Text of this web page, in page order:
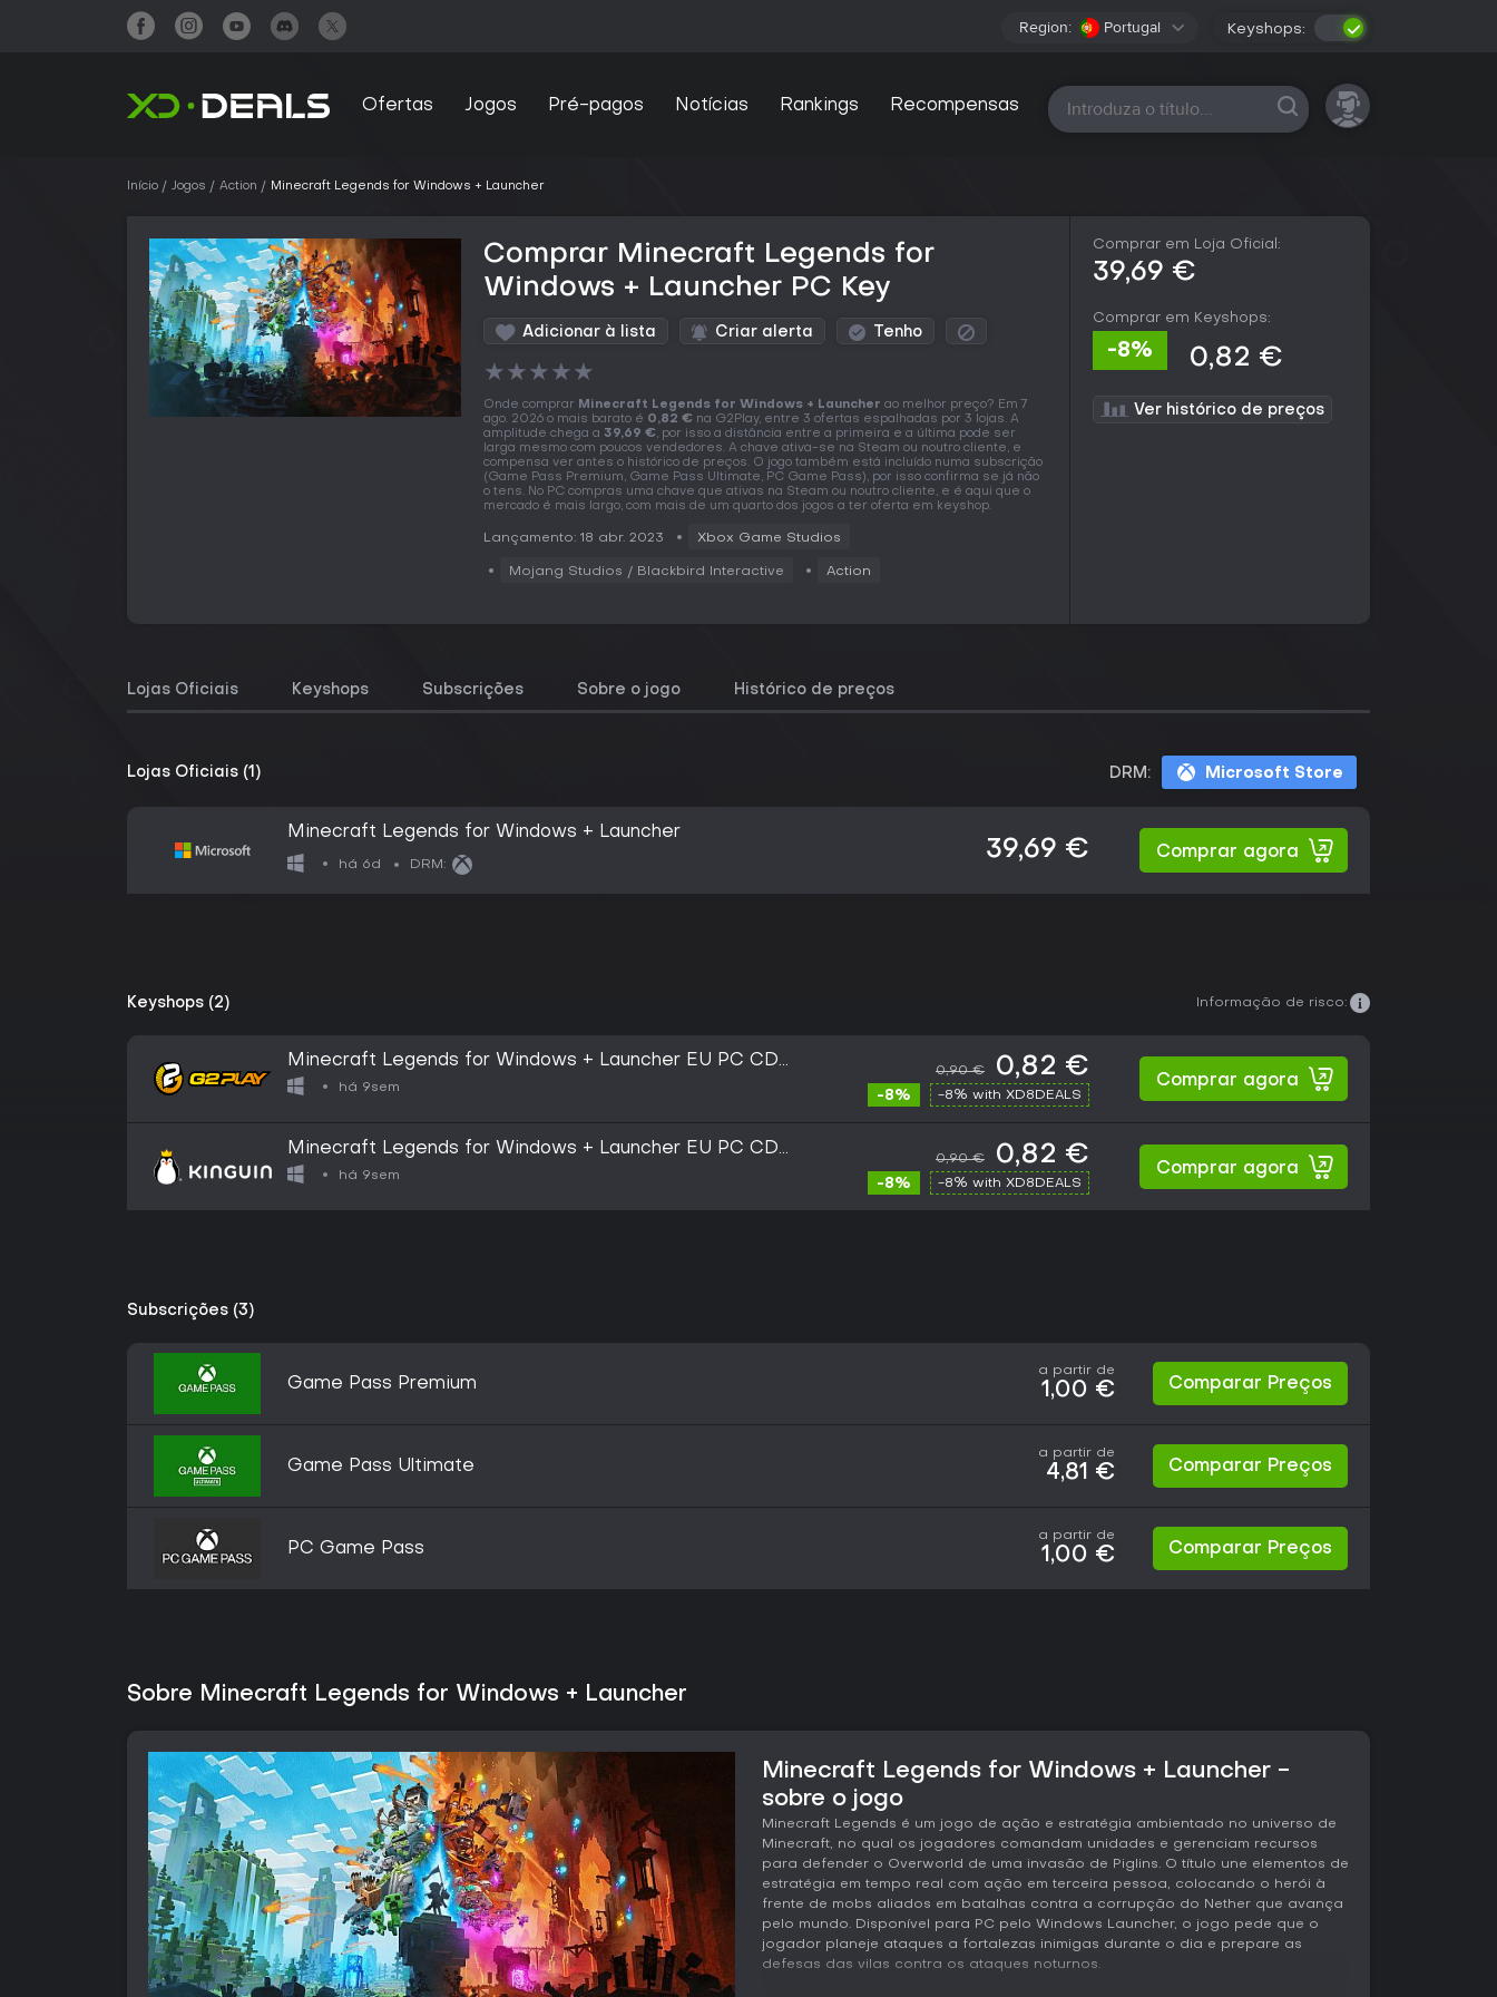
Region: Portugal Keyshops:
Ofertas Jogos Pré-pagos Notícias Rankings Recompensas Todas as plataformas
Início Jogos Action Minecraft Legends for Windows + Launcher
Comprar Minecraft Legends for
Windows + Launcher PC Key
Adicionar à lista Criar alerta Tenho
★★★★★
Onde comprar Minecraft Legends for Windows + Launcher ao melhor preço? Em 7
ago. 2026 o mais barato é 0,82 € na G2Play, entre 3 ofertas espalhadas por 3 lojas. A
amplitude chega a 39,69 €, por isso a distância entre a primeira e a última pode ser
larga mesmo com poucos vendedores. A chave ativa-se na Steam ou noutro cliente, e
compensa ver antes o histórico de preços. O jogo também está incluído numa subscrição
(Game Pass Premium, Game Pass Ultimate, PC Game Pass), por isso confirma se já não
o tens. No PC compras uma chave que ativas na Steam ou noutro cliente, e é aqui que o
mercado é mais largo, com mais de um quarto dos jogos a ter oferta em keyshop.
Lançamento: 18 abr. 2023 Xbox Game Studios
Mojang Studios / ‪Blackbird Interactive Action
Comprar em Loja Oficial:
39,69 €
Comprar em Keyshops:
-8% 0,82 €
Ver histórico de preços
Lojas Oficiais Keyshops Subscrições Sobre o jogo Histórico de preços
Lojas Oficiais (1) DRM: Microsoft Store
Minecraft Legends for Windows + Launcher
há 6d DRM:
39,69 € Comprar agora
Keyshops (2) Informação de risco:
Minecraft Legends for Windows + Launcher EU PC CD
Key
há 9sem
0,90 € 0,82 €
-8% -8% with XD8DEALS
Comprar agora
Minecraft Legends for Windows + Launcher EU PC CD
Key
há 9sem
0,90 € 0,82 €
-8% -8% with XD8DEALS
Comprar agora
Subscrições (3)
Game Pass Premium
a partir de
1,00 € Comparar Preços
Game Pass Ultimate
a partir de
4,81 € Comparar Preços
PC Game Pass
a partir de
1,00 € Comparar Preços
Sobre Minecraft Legends for Windows + Launcher
Minecraft Legends for Windows + Launcher -
sobre o jogo
Minecraft Legends é um jogo de ação e estratégia ambientado no universo de
Minecraft, no qual os jogadores comandam unidades e gerenciam recursos
para defender o Overworld de uma invasão de Piglins. O título une elementos de
estratégia em tempo real com ação em terceira pessoa, colocando o herói à
frente de mobs aliados em batalhas contra a corrupção do Nether que avança
pelo mundo. Disponível para PC pelo Windows Launcher, o jogo pede que o
jogador planeje ataques a fortalezas inimigas durante o dia e prepare as
defesas das vilas contra os ataques noturnos.